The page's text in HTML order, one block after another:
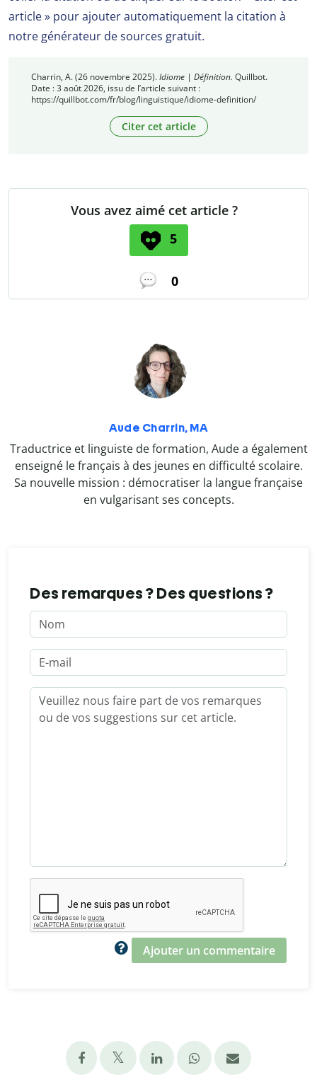
article » pour ajouter automatiquement la citation à
notre générateur de sources gratuit.
Charrin, A. (26 novembre 2025).Idiome | Définition. Quillbot.
Date : 3 août 2026, issu de l’article suivant :
https://quillbot.com/fr/blog/linguistique/idiome-definition/
Citer cet article
Vous avez aimé cet article ?
5
0
Aude Charrin, MA
Traductrice et linguiste de formation, Aude a également
enseigné le français à des jeunes en difficulté scolaire.
Sa nouvelle mission : démocratiser la langue française
en vulgarisant ses concepts.
Des remarques ? Des questions ?
Ajouter un commentaire